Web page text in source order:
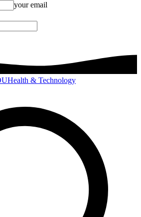
your email
Health & Technology